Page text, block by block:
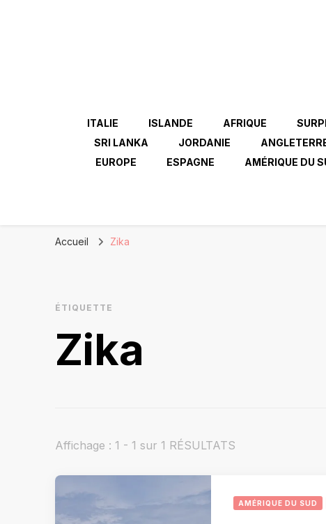
ITALIE ISLANDE AFRIQUE
SRI LANKA
JORDANIE
EUROPE
ESPAGNE AMÉRIQUE DU
Accueil Zika
ÉTIQUETTE
Zika
Affichage : 1 - 1 sur 1 RÉSULTATS
AMÉRIQUE DU SUD